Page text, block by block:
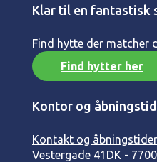
Klar til en fantastisk
Find hytte der matcher
Find hytter her
Kontor og
Kontakt og åbningstider
Vestergade 41 DK -